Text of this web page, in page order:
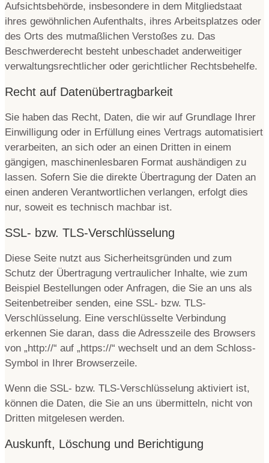
Aufsichtsbehörde, insbesondere in dem Mitgliedstaat
ihres gewöhnlichen Aufenthalts, ihres Arbeitsplatzes oder
des Orts des mutmaßlichen Verstoßes zu. Das
Beschwerderecht besteht unbeschadet anderweitiger
verwaltungsrechtlicher oder gerichtlicher Rechtsbehelfe.
Recht auf Daten­übertrag­barkeit
Sie haben das Recht, Daten, die wir auf Grundlage Ihrer
Einwilligung oder in Erfüllung eines Vertrags automatisiert
verarbeiten, an sich oder an einen Dritten in einem
gängigen, maschinenlesbaren Format aushändigen zu
lassen. Sofern Sie die direkte Übertragung der Daten an
einen anderen Verantwortlichen verlangen, erfolgt dies
nur, soweit es technisch machbar ist.
SSL- bzw. TLS-Verschlüsselung
Diese Seite nutzt aus Sicherheitsgründen und zum
Schutz der Übertragung vertraulicher Inhalte, wie zum
Beispiel Bestellungen oder Anfragen, die Sie an uns als
Seitenbetreiber senden, eine SSL- bzw. TLS-
Verschlüsselung. Eine verschlüsselte Verbindung
erkennen Sie daran, dass die Adresszeile des Browsers
von „http://“ auf „https://“ wechselt und an dem Schloss-
Symbol in Ihrer Browserzeile.
Wenn die SSL- bzw. TLS-Verschlüsselung aktiviert ist,
können die Daten, die Sie an uns übermitteln, nicht von
Dritten mitgelesen werden.
Auskunft, Löschung und Berichtigung